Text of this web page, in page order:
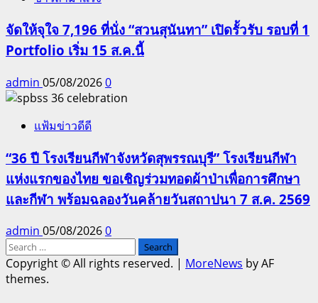
จัดให้จุใจ 7,196 ที่นั่ง “สวนสุนันทา” เปิดรั้วรับ รอบที่ 1
Portfolio เริ่ม 15 ส.ค.นี้
admin 05/08/20260
แฟ้มข่าวดีดี
“36 ปี โรงเรียนกีฬาจังหวัดสุพรรณบุรี” โรงเรียนกีฬา
แห่งแรกของไทย ขอเชิญร่วมทอดผ้าป่าเพื่อการศึกษา
และกีฬา พร้อมฉลองวันคล้ายวันสถาปนา 7 ส.ค. 2569
admin 05/08/20260
Search
for:
Copyright © All rights reserved. | MoreNews by AF
themes.